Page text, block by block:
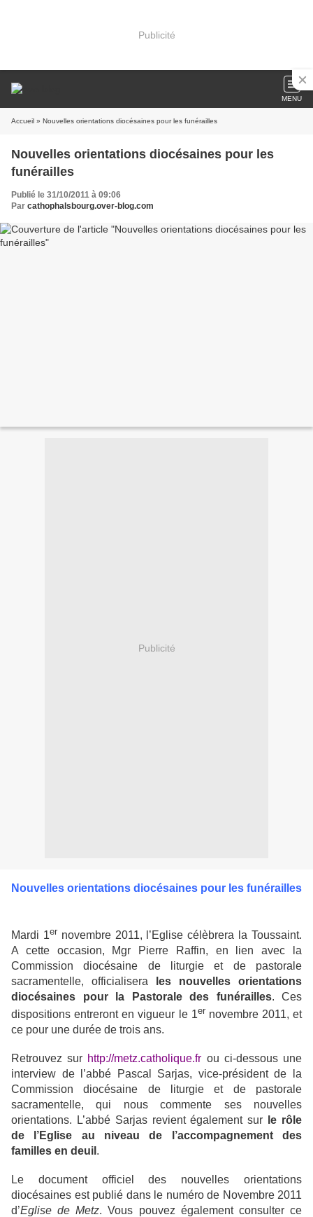
Publicité
MENU
Accueil » Nouvelles orientations diocésaines pour les funérailles
Nouvelles orientations diocésaines pour les
funérailles
Publié le 31/10/2011 à 09:06
Par cathophalsbourg.over-blog.com
Publicité
Nouvelles orientations diocésaines pour les funérailles
Mardi 1er novembre 2011, l’Eglise célèbrera la Toussaint.
A cette occasion, Mgr Pierre Raffin, en lien avec la
Commission diocésaine de liturgie et de pastorale
sacramentelle, officialisera
les nouvelles orientations
diocésaines pour la Pastorale des funérailles. Ces
dispositions entreront en vigueur le 1er novembre 2011, et
ce pour une durée de trois ans.
Retrouvez sur http://metz.catholique.fr ou ci-dessous une
interview de l’abbé Pascal Sarjas, vice-président de la
Commission diocésaine de liturgie et de pastorale
sacramentelle, qui nous commente ses nouvelles
orientations. L’abbé Sarjas revient également sur
le rôle
de l’Eglise au niveau de l’accompagnement des
familles en deuil .
Le document officiel des nouvelles orientations
diocésaines est publié dans le numéro de Novembre 2011
d’Eglise de Metz. Vous pouvez également consulter ce